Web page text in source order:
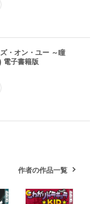
・オン・ユー ～瞳
電子書籍版
作者の作品一覧